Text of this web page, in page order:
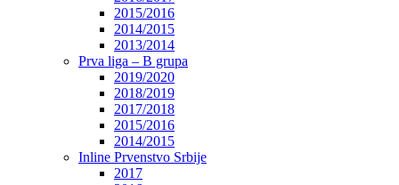
2015/2016
2014/2015
2013/2014
Prva liga – B grupa
2019/2020
2018/2019
2017/2018
2015/2016
2014/2015
Inline Prvenstvo Srbije
2017